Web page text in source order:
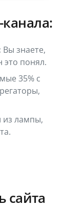
Вы знаете,
это понял.
35% с
из лампы,
сайта